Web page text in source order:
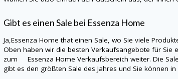
Gibt es einen Sale bei Essenza Home
Ja,Essenza Home that einen Sale, wo Sie viele
Oben haben wir die besten Verkaufsangebote für Sie
zum Essenza Home Verkaufsbereich weiter. Die
gibt es den größten Sale des Jahres und Sie können